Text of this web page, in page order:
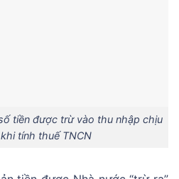
tiền được trừ vào thu nhập chịu
tính thuế TNCN